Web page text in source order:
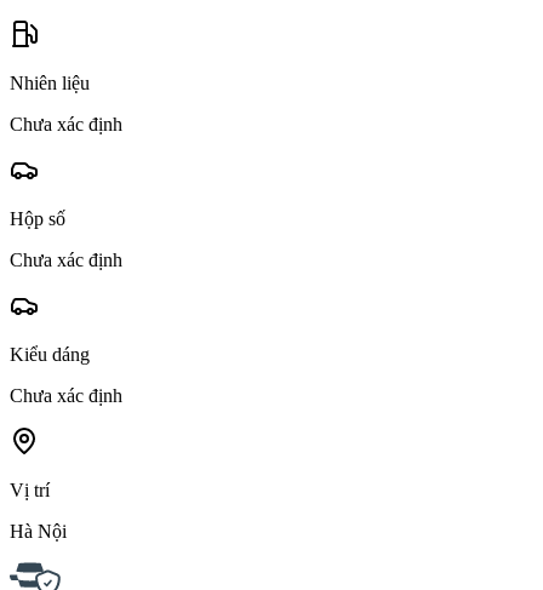
Nhiên liệu
Chưa xác định
Hộp số
Chưa xác định
Kiểu dáng
Chưa xác định
Vị trí
Hà Nội